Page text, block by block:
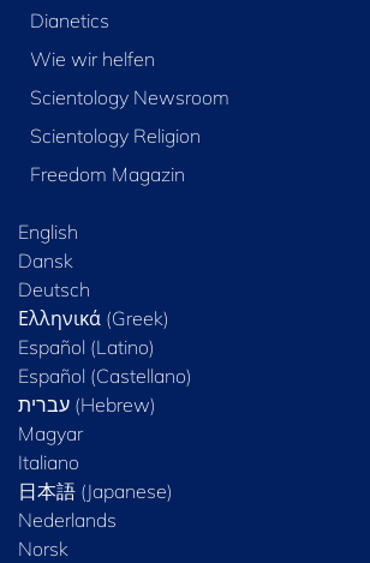
Dianetics
Wie wir helfen
Scientology Newsroom
Scientology Religion
Freedom Magazin
English
Dansk
Deutsch
Ελληνικά (Greek)
Español (Latino)
Español (Castellano)
Magyar
Italiano
日本語 (Japanese)
Nederlands
Norsk